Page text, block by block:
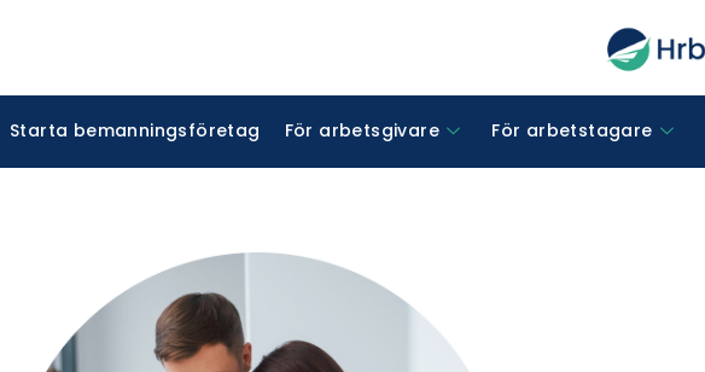
Starta bemanningsföretag För arbetsgivare För arbetstagare